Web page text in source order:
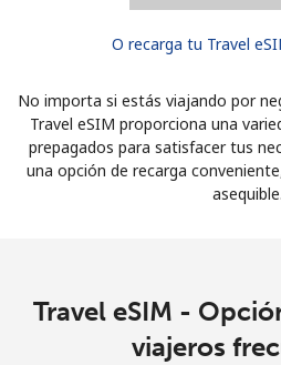
O recarga tu Travel
No importa si estás viajando por
Travel eSIM proporciona una
prepagados para satisfacer tus
una opción de recarga
asequible.
Travel eSIM -
viajeros